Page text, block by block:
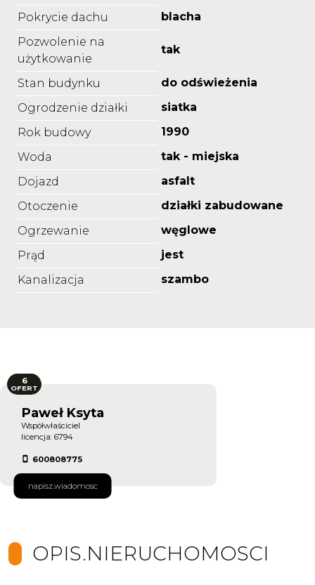
Pokrycie dachu
blacha
Pozwolenie na
użytkowanie
tak
Stan budynku
do odświeżenia
Ogrodzenie działki
siatka
Rok budowy
1990
Woda
tak - miejska
Dojazd
asfalt
Otoczenie
działki zabudowane
Ogrzewanie
węglowe
Prąd
jest
Kanalizacja
szambo
Paweł Ksyta
Współwłaściciel
licencja: 6794
600808775
napisz.wiadomosc
6
OFERT
OPIS.NIERUCHOMOSCI